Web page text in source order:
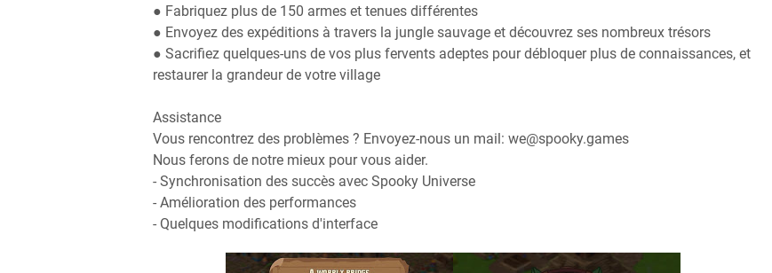
● Fabriquez plus de 150 armes et tenues différentes
● Envoyez des expéditions à travers la jungle sauvage et découvrez ses nombreux trésors
● Sacrifiez quelques-uns de vos plus fervents adeptes pour débloquer plus de connaissances, et
restaurer la grandeur de votre village
Assistance
Vous rencontrez des problèmes ? Envoyez-nous un mail: we@spooky.games
Nous ferons de notre mieux pour vous aider.
- Synchronisation des succès avec Spooky Universe
- Amélioration des performances
- Quelques modifications d'interface